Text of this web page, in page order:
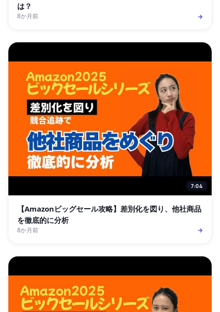
は？
8か月前 →
7:04
【Amazonビッグセール攻略】差別化を図り、他社商品
を徹底的に分析
8か月前 →